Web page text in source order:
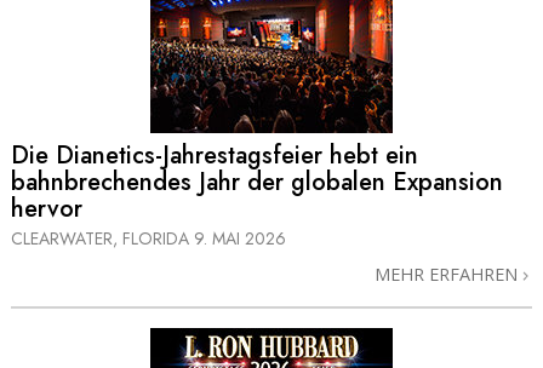
Die Dianetics-Jahrestagsfeier hebt ein
bahnbrechendes Jahr der globalen Expansion
hervor
CLEARWATER, FLORIDA 9. MAI 2026
MEHR ERFAHREN